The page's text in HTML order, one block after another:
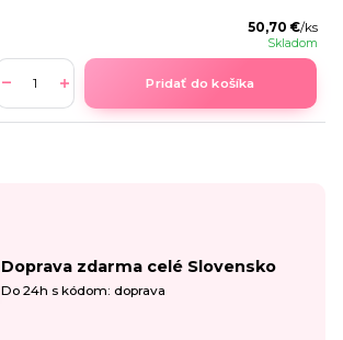
50,70 €/ks
Skladom
Pridať do košíka
Doprava zdarma celé Slovensko
Do 24h s kódom: doprava